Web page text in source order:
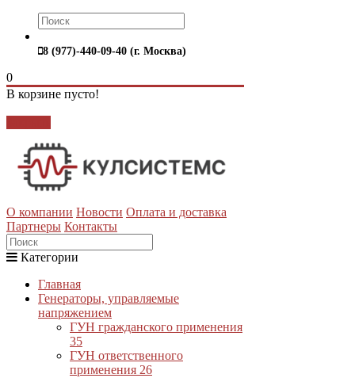
8 (977)-440-09-40 (г. Москва)
0
В корзине пусто!
О компании Новости Оплата и доставка
Партнеры Контакты
Категории
Главная
Генераторы, управляемые
напряжением
ГУН гражданского применения
35
ГУН ответственного
применения 26